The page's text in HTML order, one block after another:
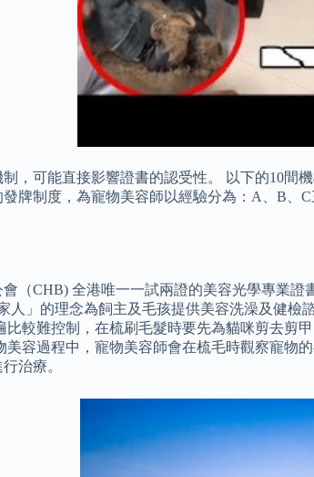
，可能直接影響證書的認受性。 以下的10
牌制度，為寵物美容師以經驗分為：A、B
（CHB) 全港唯一一試兩證的美容光學專業
人」的理念為飼主及毛孩提供美容洗澡及健
較難控制，在梳刷毛髮時要先為貓咪剪去
容過程中，寵物美容師會在梳毛時觀察寵
治療。